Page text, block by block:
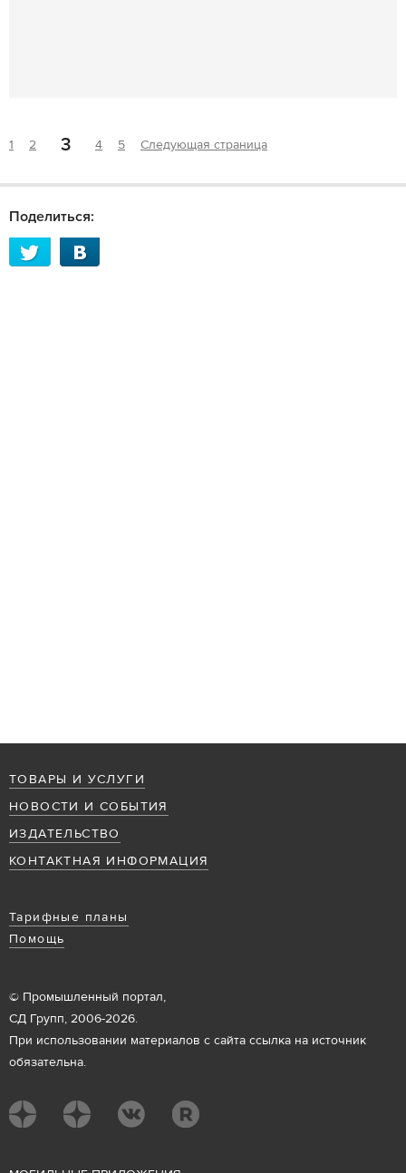
1 2 3 4 5 Следующая страница
Поделиться:
ТОВАРЫ И УСЛУГИ
НОВОСТИ И СОБЫТИЯ
ИЗДАТЕЛЬСТВО
КОНТАКТНАЯ ИНФОРМАЦИЯ
Тарифные планы
Помощь
© Промышленный портал,
СД Групп, 2006-2026.
При использовании материалов с сайта ссылка на источник
обязательна.